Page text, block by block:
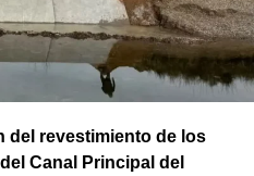
del revestimiento de los
Canal Principal del